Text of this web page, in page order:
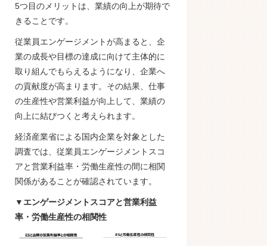
5つ目のメリットは、業績の向上が期待で
きることです。
従業員エンゲージメントが高まると、企
業の成長や目標の達成に向けて主体的に
取り組んでもらえるようになり、企業へ
の貢献度が高まります。その結果、仕事
の生産性や営業利益が向上して、業績の
向上に結びつくと考えられます。
経済産業省による国内企業を対象とした
調査では、従業員エンゲージメントスコ
アと営業利益率・労働生産性の間に相関
関係があることが確認されています。
▼エンゲージメントスコアと営業利益
率・労働生産性の相関性